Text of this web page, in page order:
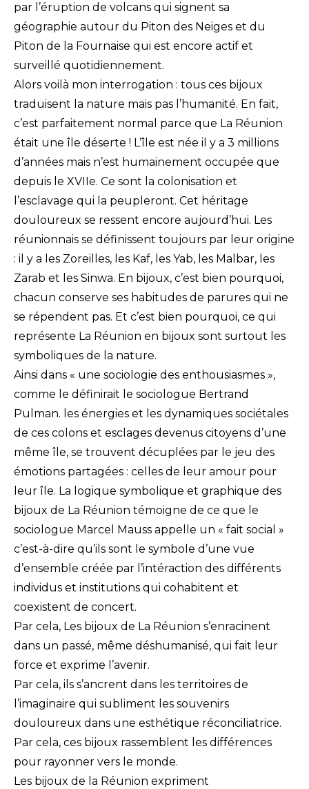
par l’éruption de volcans qui signent sa
géographie autour du Piton des Neiges et du
Piton de la Fournaise qui est encore actif et
surveillé quotidiennement.
Alors voilà mon interrogation : tous ces bijoux
traduisent la nature mais pas l’humanité. En fait,
c’est parfaitement normal parce que La Réunion
était une île déserte ! L’île est née il y a 3 millions
d’années mais n’est humainement occupée que
depuis le XVIIe. Ce sont la colonisation et
l’esclavage qui la peupleront. Cet héritage
douloureux se ressent encore aujourd’hui. Les
réunionnais se définissent toujours par leur origine
: il y a les Zoreilles, les Kaf, les Yab, les Malbar, les
Zarab et les Sinwa. En bijoux, c’est bien pourquoi,
chacun conserve ses habitudes de parures qui ne
se répendent pas. Et c’est bien pourquoi, ce qui
représente La Réunion en bijoux sont surtout les
symboliques de la nature.
Ainsi dans « une sociologie des enthousiasmes »,
comme le définirait le sociologue Bertrand
Pulman. les énergies et les dynamiques sociétales
de ces colons et esclages devenus citoyens d’une
même île, se trouvent décuplées par le jeu des
émotions partagées : celles de leur amour pour
leur île. La logique symbolique et graphique des
bijoux de La Réunion témoigne de ce que le
sociologue Marcel Mauss appelle un « fait social »
c’est-à-dire qu’ils sont le symbole d’une vue
d’ensemble créée par l’intéraction des différents
individus et institutions qui cohabitent et
coexistent de concert.
Par cela, Les bijoux de La Réunion s’enracinent
dans un passé, même déshumanisé, qui fait leur
force et exprime l’avenir.
Par cela, ils s’ancrent dans les territoires de
l’imaginaire qui subliment les souvenirs
douloureux dans une esthétique réconciliatrice.
Par cela, ces bijoux rassemblent les différences
pour rayonner vers le monde.
Les bijoux de la Réunion expriment